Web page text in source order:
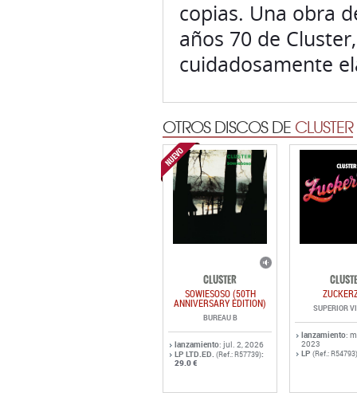
copias. Una obra
años 70 de
cuidadosamente
OTROS DISCOS DE CLUSTER
CLUSTER
SOWIESOSO (50TH
ANNIVERSARY EDITION)
BUREAU B
lanzamiento: jul. 2, 2026
LP LTD.ED. (Ref.: R57739):
29.0 €
SUPERIOR
lanzamiento:
2023
LP (Ref.: R54793)